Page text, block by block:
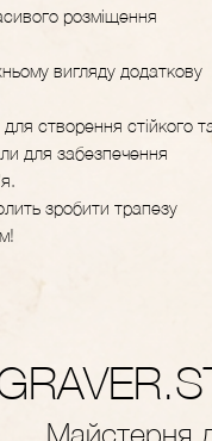
розміщення
вигляду додаткову
створення стійкого
для забезпечення
зробити трапезу
Майстерня